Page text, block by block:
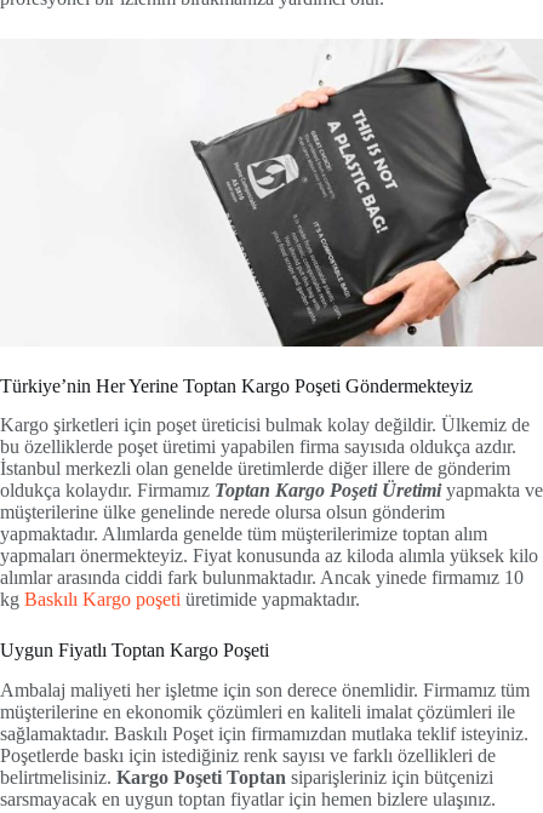
Türkiye’nin Her Yerine Toptan Kargo Poşeti Göndermekteyiz
Kargo şirketleri için poşet üreticisi bulmak kolay değildir. Ülkemiz de
bu özelliklerde poşet üretimi yapabilen firma sayısıda oldukça azdır.
İstanbul merkezli olan genelde üretimlerde diğer illere de gönderim
oldukça kolaydır. Firmamız Toptan Kargo Poşeti Üretimiyapmakta ve
müşterilerine ülke genelinde nerede olursa olsun gönderim
yapmaktadır. Alımlarda genelde tüm müşterilerimize toptan alım
yapmaları önermekteyiz. Fiyat konusunda az kiloda alımla yüksek kilo
alımlar arasında ciddi fark bulunmaktadır. Ancak yinede firmamız 10
kg Baskılı Kargo poşeti üretimide yapmaktadır.
Uygun Fiyatlı Toptan Kargo Poşeti
Ambalaj maliyeti her işletme için son derece önemlidir. Firmamız tüm
müşterilerine en ekonomik çözümleri en kaliteli imalat çözümleri ile
sağlamaktadır. Baskılı Poşet için firmamızdan mutlaka teklif isteyiniz.
Poşetlerde baskı için istediğiniz renk sayısı ve farklı özellikleri de
belirtmelisiniz. Kargo Poşeti Toptan siparişleriniz için bütçenizi
sarsmayacak en uygun toptan fiyatlar için hemen bizlere ulaşınız.